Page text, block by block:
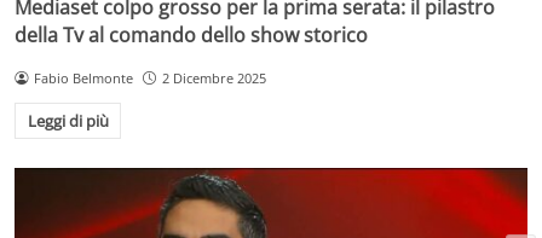
Mediaset colpo grosso per la prima serata: il pilastro
della Tv al comando dello show storico
Fabio Belmonte 2 Dicembre 2025
Leggi di più